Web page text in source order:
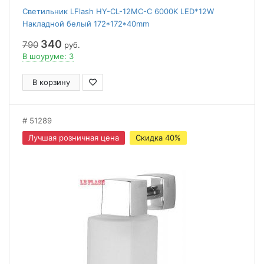
Светильник LFlash HY-CL-12MC-С 6000K LED*12W
Накладной белый 172*172*40mm
790 340 руб.
В шоуруме: 3
В корзину
51289
Лучшая розничная цена
Скидка 40%